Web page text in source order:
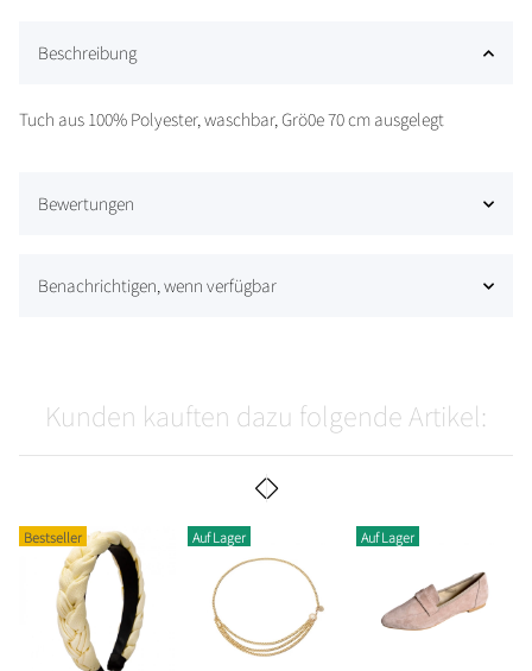
Beschreibung
Tuch aus 100% Polyester, waschbar, Grö0e 70 cm ausgelegt
Bewertungen
Benachrichtigen, wenn verfügbar
Kunden kauften dazu folgende Artikel:
Bestseller Auf Lager Auf Lager